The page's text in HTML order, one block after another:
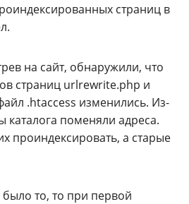
страниц в
на сайт, обнаружили, что
страниц urlrewrite.php и
.htaccess изменились. Из-
каталога поменяли адреса.
проиндексировать, а старые
то, то при первой